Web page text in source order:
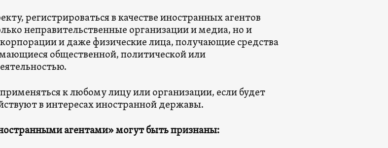
регистрироваться в качестве иностранных агентов
неправительственные организации и медиа, но и
и даже физические лица, получающие средства
общественной, политической или
применяться к любому лицу или организации, если будет
в интересах иностранной державы.
агентами» могут быть признаны: